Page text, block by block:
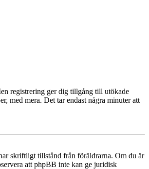
registrering ger dig tillgång till utökade
med mera. Det tar endast några minuter att
skriftligt tillstånd från föräldrarna. Om du är
att phpBB inte kan ge juridisk